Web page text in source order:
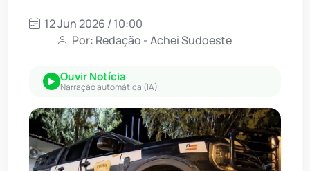
12 Jun 2026 / 10:00
Por: Redação - Achei Sudoeste
Ouvir Notícia
Narração automática (IA)